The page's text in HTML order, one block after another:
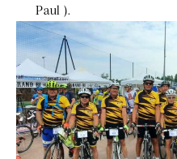
Paul ).